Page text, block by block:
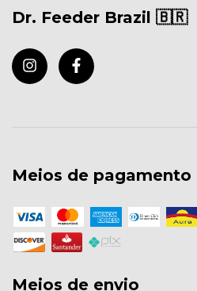
Dr. Feeder Brazil 🇧🇷
Meios de pagamento
Meios de envio